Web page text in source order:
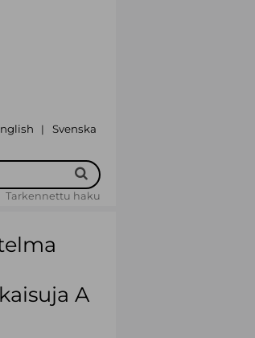
| Svenska
Tarkennettu haku
A